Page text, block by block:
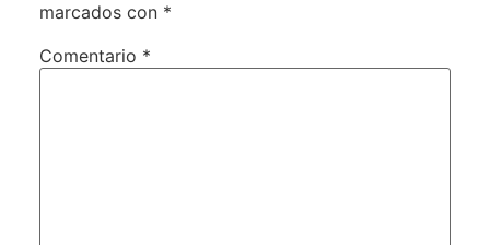
marcados con *
Comentario *